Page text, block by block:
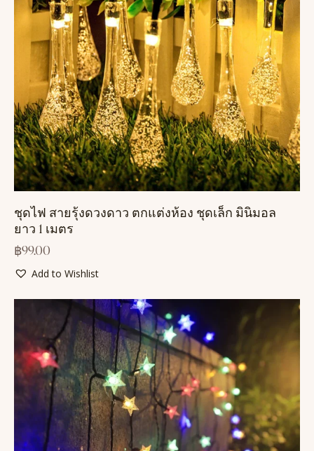
ชุดไฟ สายรุ้งดวงดาว ตกแต่งห้อง ชุดเล็ก มินิมอล
ยาว 1 เมตร
฿99.00
Add to Wishlist